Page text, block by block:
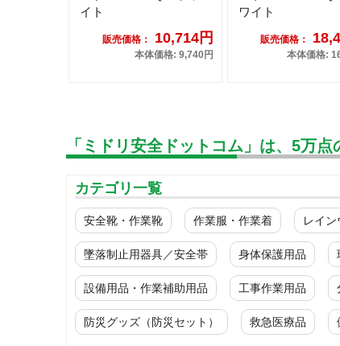
イト
販売価格： 10,714円
本体価格: 9,740円
ワイト
販売価格：
本体価格:
「ミドリ安全ドットコム」は、5万
カテゴリ一覧
安全靴・作業靴 作業服・作業着 レイン
墜落制止用器具／安全帯 身体保護用品
設備用品・作業補助用品 工事作業用品
防災グッズ（防災セット） 救急医療品